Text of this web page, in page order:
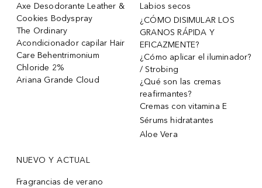
Axe Desodorante Leather &
Cookies Bodyspray
The Ordinary
Acondicionador capilar Hair
Care Behentrimonium
Chloride 2%
Ariana Grande Cloud
Labios secos
¿CÓMO DISIMULAR LOS
GRANOS RÁPIDA Y
EFICAZMENTE?
¿Cómo aplicar el iluminador?
/ Strobing
¿Qué son las cremas
reafirmantes?
Cremas con vitamina E
Sérums hidratantes
Aloe Vera
NUEVO Y ACTUAL
Fragrancias de verano